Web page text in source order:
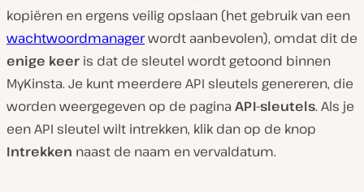
kopiëren en ergens veilig opslaan (het gebruik van een
wachtwoordmanagerwordt aanbevolen), omdat dit de
enige keer is dat de sleutel wordt getoond binnen
MyKinsta. Je kunt meerdere API sleutels genereren, die
worden weergegeven op de pagina API-sleutels. Als je
een API sleutel wilt intrekken, klik dan op de knop
Intrekken naast de naam en vervaldatum.